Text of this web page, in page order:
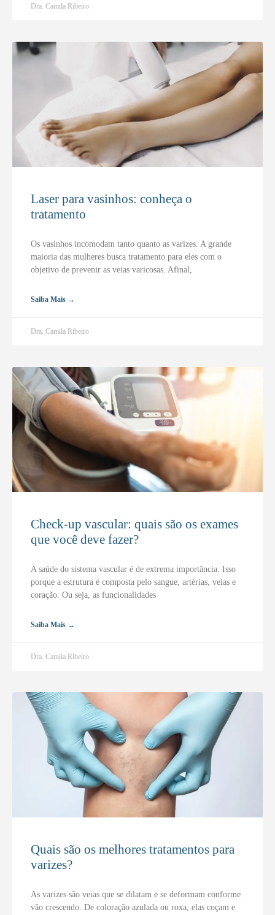
Dra. Camila Ribeiro
Laser para vasinhos: conheça o
tratamento
Os vasinhos incomodam tanto quanto as varizes. A grande
maioria das mulheres busca tratamento para eles com o
objetivo de prevenir as veias varicosas. Afinal,
Saiba Mais →
Dra. Camila Ribeiro
Check-up vascular: quais são os exames
que você deve fazer?
A saúde do sistema vascular é de extrema importância. Isso
porque a estrutura é composta pelo sangue, artérias, veias e
coração. Ou seja, as funcionalidades
Saiba Mais →
Dra. Camila Ribeiro
Quais são os melhores tratamentos para
varizes?
As varizes são veias que se dilatam e se deformam conforme
vão crescendo. De coloração azulada ou roxa, elas coçam e